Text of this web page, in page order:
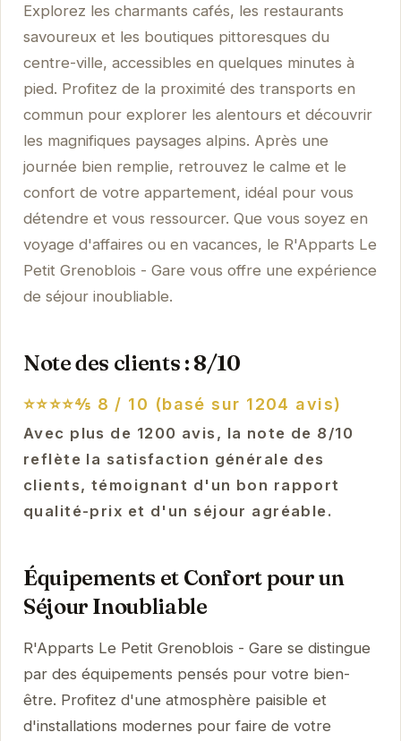
Explorez les charmants cafés, les restaurants
savoureux et les boutiques pittoresques du
centre-ville, accessibles en quelques minutes à
pied. Profitez de la proximité des transports en
commun pour explorer les alentours et découvrir
les magnifiques paysages alpins. Après une
journée bien remplie, retrouvez le calme et le
confort de votre appartement, idéal pour vous
détendre et vous ressourcer. Que vous soyez en
voyage d'affaires ou en vacances, le R'Apparts Le
Petit Grenoblois - Gare vous offre une expérience
de séjour inoubliable.
Note des clients : 8/10
⭐⭐⭐⭐⅘ 8 / 10 (basé sur 1204 avis)
Avec plus de 1200 avis, la note de 8/10
reflète la satisfaction générale des
clients, témoignant d'un bon rapport
qualité-prix et d'un séjour agréable.
Équipements et Confort pour un
Séjour Inoubliable
R'Apparts Le Petit Grenoblois - Gare se distingue
par des équipements pensés pour votre bien-
être. Profitez d'une atmosphère paisible et
d'installations modernes pour faire de votre